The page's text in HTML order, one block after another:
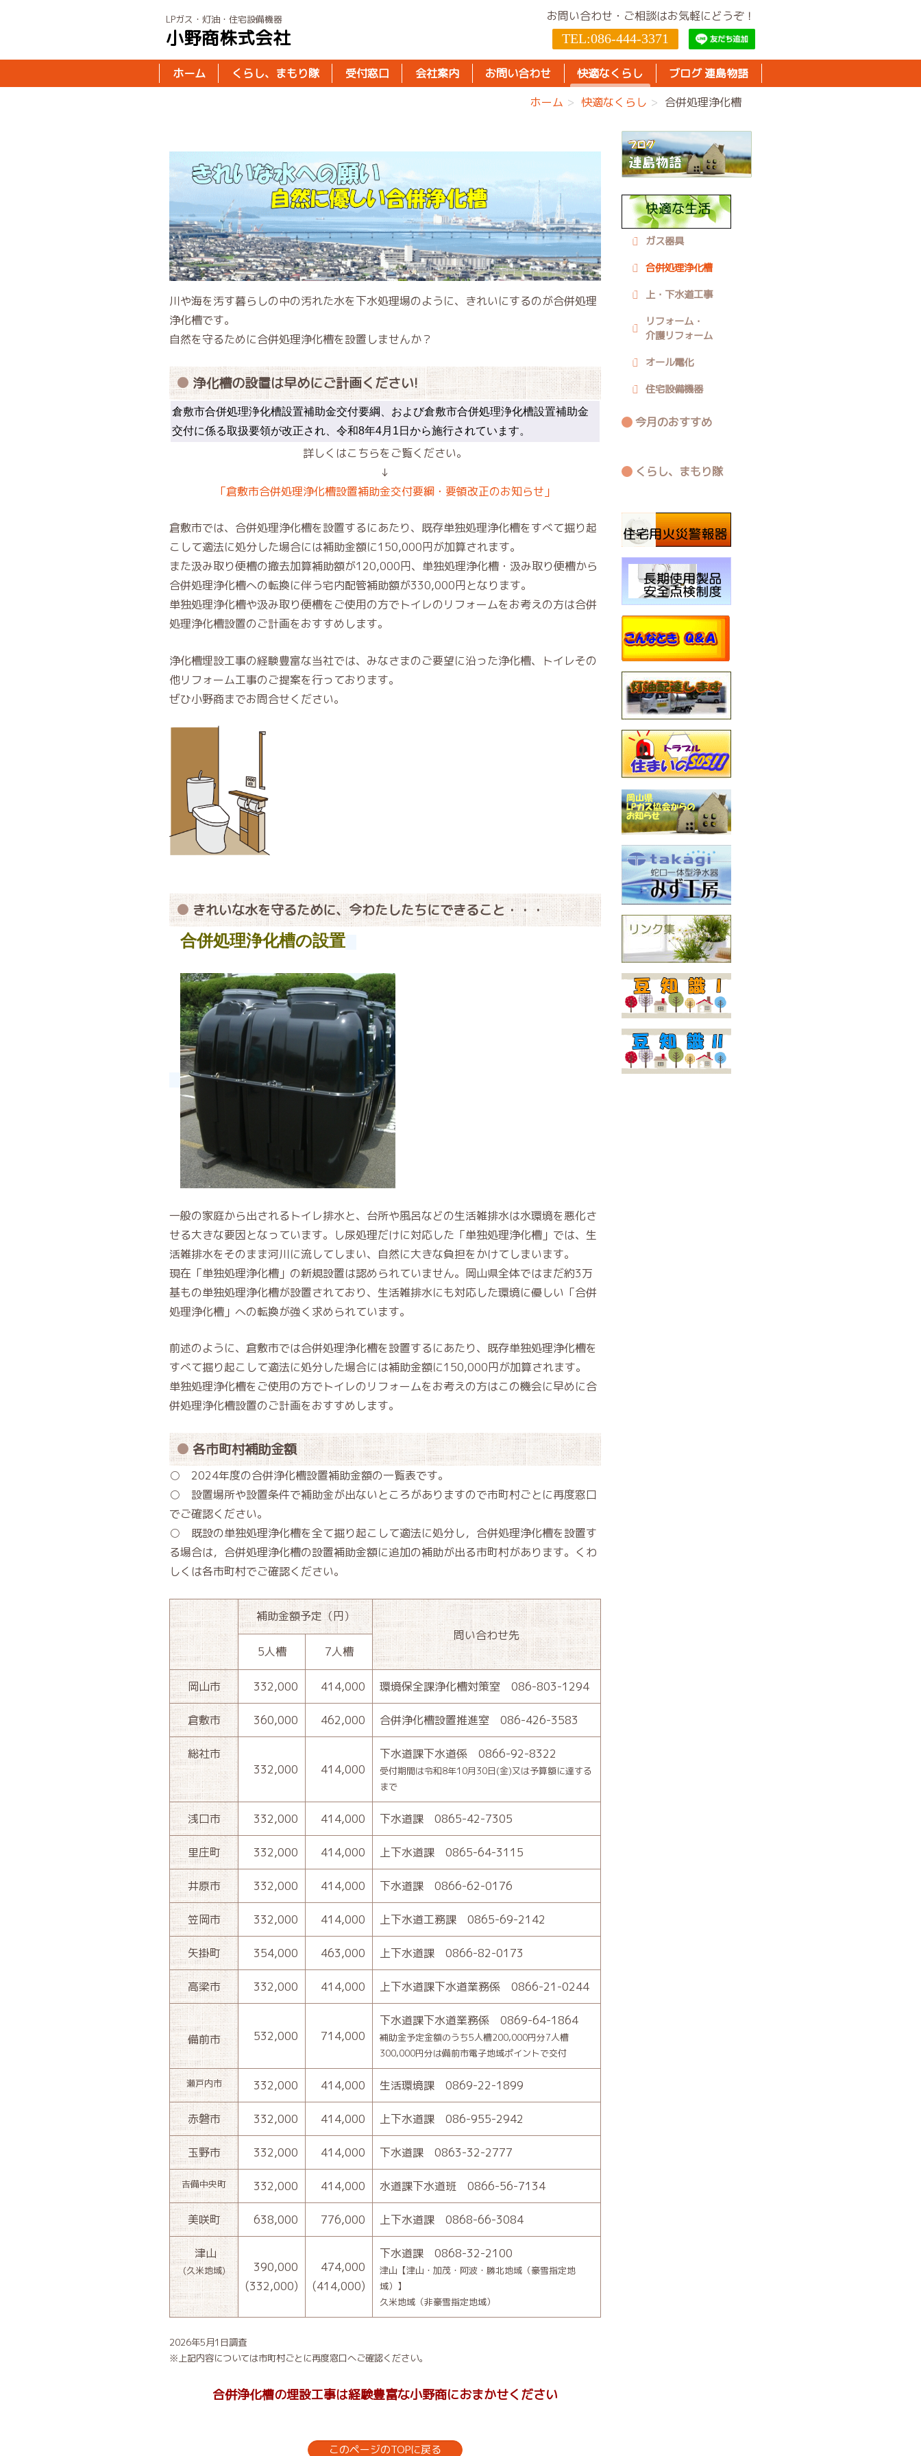
LPガス・灯油・住宅設備機器
小野商株式会社
お問い合わせ・ご相談はお気軽にどうぞ！
TEL:086-444-3371
ホーム くらし、まもり隊 受付窓口 会社案内 お問い合わせ 快適なくらし
ブログ 連島物語
ホーム
快適なくらし 合併処理浄化槽
川や海を汚す暮らしの中の汚れた水を下水処理場のように、きれいにするのが合併処理
浄化槽です。
自然を守るために合併処理浄化槽を設置しませんか？
浄化槽の設置は早めにご計画ください!
倉敷市合併処理浄化槽設置補助金交付要綱、および倉敷市合併処理浄化槽設置補助金
交付に係る取扱要領が改正され、令和8年4月1日から施行されています。
詳しくはこちらをご覧ください。
↓
「倉敷市合併処理浄化槽設置補助金交付要綱・要領改正のお知らせ」
倉敷市では、合併処理浄化槽を設置するにあたり、既存単独処理浄化槽をすべて掘り起
こして適法に処分した場合には補助金額に150,000円が加算されます。
また汲み取り便槽の撤去加算補助額が120,000円、単独処理浄化槽・汲み取り便槽から
合併処理浄化槽への転換に伴う宅内配管補助額が330,000円となります。
単独処理浄化槽や汲み取り便槽をご使用の方でトイレのリフォームをお考えの方は合併
処理浄化槽設置のご計画をおすすめします。
浄化槽埋設工事の経験豊富な当社では、みなさまのご要望に沿った浄化槽、トイレその
他リフォーム工事のご提案を行っております。
ぜひ小野商までお問合せください。
きれいな水を守るために、今わたしたちにできること・・・
合併処理浄化槽の設置
一般の家庭から出されるトイレ排水と、台所や風呂などの生活雑排水は水環境を悪化さ
せる大きな要因となっています。し尿処理だけに対応した「単独処理浄化槽」では、生
活雑排水をそのまま河川に流してしまい、自然に大きな負担をかけてしまいます。
現在「単独処理浄化槽」の新規設置は認められていません。岡山県全体ではまだ約3万
基もの単独処理浄化槽が設置されており、生活雑排水にも対応した環境に優しい「合併
処理浄化槽」への転換が強く求められています。
前述のように、倉敷市では合併処理浄化槽を設置するにあたり、既存単独処理浄化槽を
すべて掘り起こして適法に処分した場合には補助金額に150,000円が加算されます。
単独処理浄化槽をご使用の方でトイレのリフォームをお考えの方はこの機会に早めに合
併処理浄化槽設置のご計画をおすすめします。
各市町村補助金額
○ 2024年度の合併浄化槽設置補助金額の一覧表です。
○ 設置場所や設置条件で補助金が出ないところがありますので市町村ごとに再度窓口
でご確認ください。
○ 既設の単独処理浄化槽を全て掘り起こして適法に処分し，合併処理浄化槽を設置す
る場合は，合併処理浄化槽の設置補助金額に追加の補助が出る市町村があります。くわ
しくは各市町村でご確認ください。
補助金額予定（円）
問い合わせ先
5人槽
7人槽
岡山市 332,000 414,000 環境保全課浄化槽対策室 086-803-1294
倉敷市 360,000 462,000 合併浄化槽設置推進室 086-426-3583
総社市
332,000
414,000
下水道課下水道係 0866-92-8322
受付期間は令和8年10月30日(金)又は予算額に達する
まで
浅口市 332,000 414,000 下水道課 0865-42-7305
里庄町 332,000 414,000 上下水道課 0865-64-3115
井原市 332,000 414,000 下水道課 0866-62-0176
笠岡市 332,000 414,000 上下水道工務課 0865-69-2142
矢掛町 354,000 463,000 上下水道課 0866-82-0173
高梁市 332,000 414,000 上下水道課下水道業務係 0866-21-0244
備前市 532,000 714,000
下水道課下水道業務係 0869-64-1864
補助金予定金額のうち5人槽200,000円分7人槽
300,000円分は備前市電子地域ポイントで交付
瀬戸内市 332,000 414,000 生活環境課 0869-22-1899
赤磐市 332,000 414,000 上下水道課 086-955-2942
玉野市 332,000 414,000 下水道課 0863-32-2777
吉備中央町 332,000 414,000 水道課下水道班 0866-56-7134
美咲町 638,000 776,000 上下水道課 0868-66-3084
津山
(久米地域)
390,000
(332,000)
474,000
(414,000)
下水道課 0868-32-2100
津山【津山・加茂・阿波・勝北地域（豪雪指定地
域）】
久米地域（非豪雪指定地域）
2026年5月1日調査
※上記内容については市町村ごとに再度窓口へご確認ください。
合併浄化槽の埋設工事は経験豊富な小野商におまかせください
このページのTOPに戻る
ガス器具
合併処理浄化槽
上・下水道工事
リフォーム・
介護リフォーム
オール電化
住宅設備機器
今月のおすすめ
くらし、まもり隊